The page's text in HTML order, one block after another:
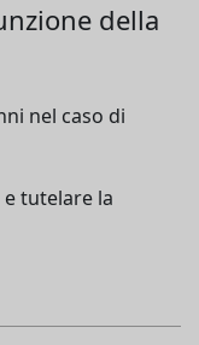
della
nel caso di
tutelare la